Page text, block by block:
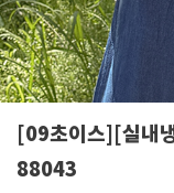
[09초이스][실내
88043